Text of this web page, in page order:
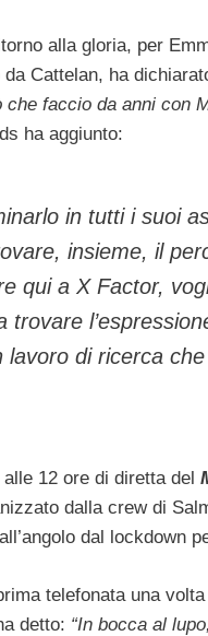
alla gloria, per
Cattelan, ha
faccio da anni con
ha aggiunto:
in tutti i suoi
insieme, il
qui a X Factor,
di ricerca
12 ore di diretta del
dalla crew di
dal lockdown
telefonata una
detto: “In bocca al